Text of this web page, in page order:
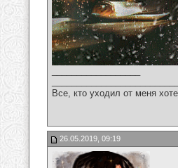
Все, кто уходил от меня
26.05.2019, 09:19